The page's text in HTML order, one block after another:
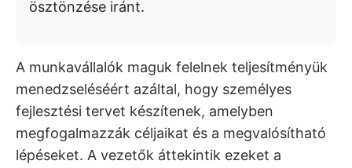
ösztönzése iránt.
A munkavállalók maguk felelnek teljesítményük
menedzseléséért azáltal, hogy személyes
fejlesztési tervet készítenek, amelyben
megfogalmazzák céljaikat és a megvalósítható
lépéseket. A vezetők áttekintik ezeket a